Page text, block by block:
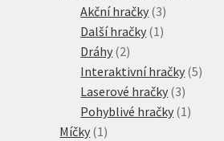
Akční hračky 33
produkty
Další hračky 1 1
Dráhy 22
produkty
Interaktivní hračky 55
Laserové hračky 33
produkty
Pohyblivé hračky 1 1
Míčky 1 1